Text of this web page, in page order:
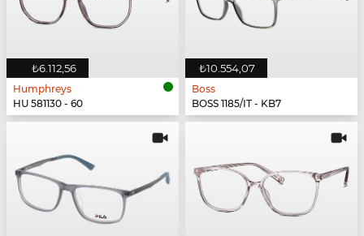
₺6.112,56
Humphreys
HU 581130 - 60
₺10.554,07
Boss
BOSS 1185/IT - KB7